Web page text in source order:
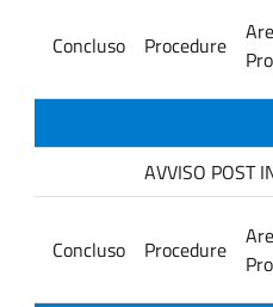
Concluso Procedure
AVVISO POST
Concluso Procedure